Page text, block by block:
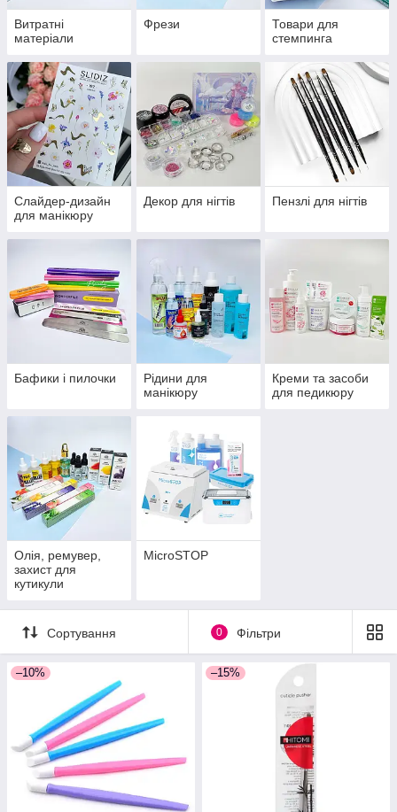
Витратні
матеріали
Фрези
Товари для
стемпинга
Слайдер-дизайн
для манікюру
Декор для нігтів Пензлі для нігтів
Бафики і пилочки
Рідини для
манікюру
Креми та засоби
для педикюру
Олія, ремувер,
захист для
кутикули
MicroSTOP
Сортування 0 Фільтри
–10% –15%